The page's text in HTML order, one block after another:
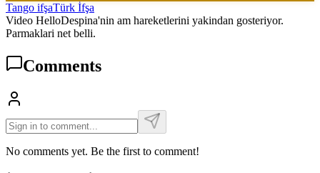
Tango ifşaTürk İfşa
Video HelloDespina'nin am hareketlerini yakindan gosteriyor.
Parmaklari net belli.
Comments
No comments yet. Be the first to comment!